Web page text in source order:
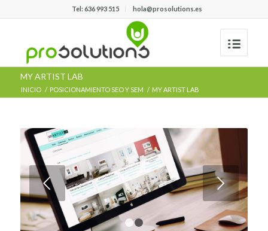
Tel: 636 993 515 hola@prosolutions.es
MY ARTIST LAB
INICIO / POSICIONAMIENTO SEO Y SEM / MY ARTIST LAB
Posterior
2